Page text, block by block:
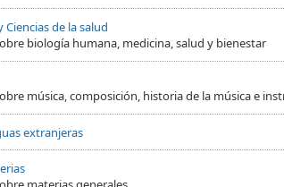
Ciencias de la salud
biología humana, medicina, salud y bienestar
música, composición, historia de la música e
extranjeras